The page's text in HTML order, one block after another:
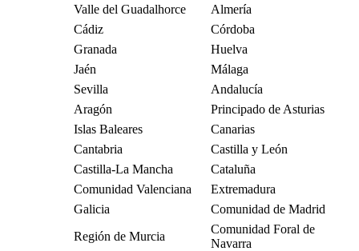
Valle del Guadalhorce
Almería
Cádiz
Córdoba
Granada
Huelva
Jaén
Málaga
Sevilla
Andalucía
Aragón
Principado de Asturias
Islas Baleares
Canarias
Cantabria
Castilla y León
Castilla-La Mancha
Cataluña
Comunidad Valenciana
Extremadura
Galicia
Comunidad de Madrid
Región de Murcia
Comunidad Foral de
Navarra